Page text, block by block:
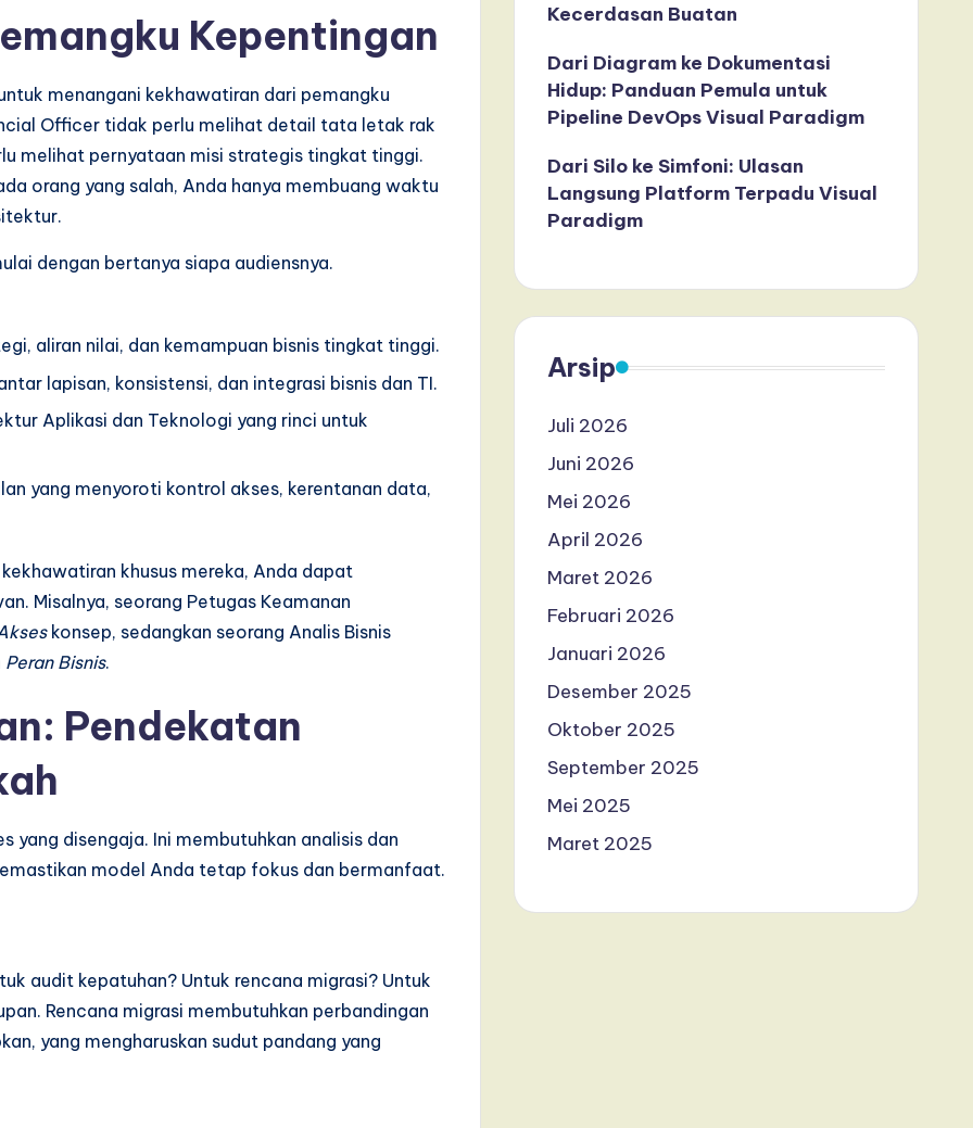
Kepentingan
menangani kekhawatiran dari pemangku
Officer tidak perlu melihat detail tata letak rak
melihat pernyataan misi strategis tingkat tinggi.
orang yang salah, Anda hanya membuang waktu
dengan bertanya siapa audiensnya.
aliran nilai, dan kemampuan bisnis tingkat tinggi.
lapisan, konsistensi, dan integrasi bisnis dan TI.
Aplikasi dan Teknologi yang rinci untuk
yang menyoroti kontrol akses, kerentanan data,
khusus mereka, Anda dapat
Misalnya, seorang Petugas Keamanan
konsep, sedangkan seorang Analis Bisnis
Peran Bisnis.
Pendekatan
yang disengaja. Ini membutuhkan analisis dan
model Anda tetap fokus dan bermanfaat.
audit kepatuhan? Untuk rencana migrasi? Untuk
Rencana migrasi membutuhkan perbandingan
yang mengharuskan sudut pandang yang
Kecerdasan Buatan
Dari Diagram ke Dokumentasi
Hidup: Panduan Pemula untuk
Pipeline DevOps Visual Paradigm
Dari Silo ke Simfoni: Ulasan
Langsung Platform Terpadu Visual
Paradigm
Arsip
Juli 2026
Juni 2026
Mei 2026
April 2026
Maret 2026
Februari 2026
Januari 2026
Desember 2025
Oktober 2025
September 2025
Mei 2025
Maret 2025